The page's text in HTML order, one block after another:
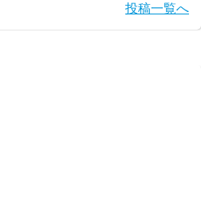
投稿一覧へ